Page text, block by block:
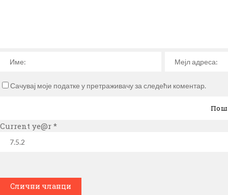
Сачувај моје податке у претраживачу за следећи коментар.
Current ye@r *
Слични чланци